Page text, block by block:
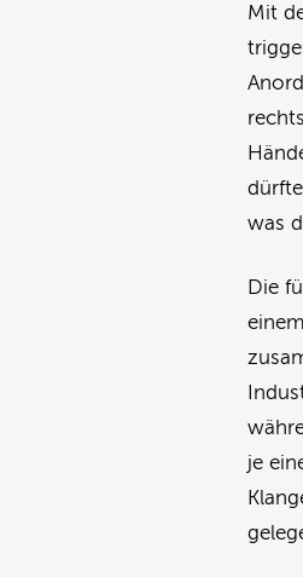
Mit
was
Die
je